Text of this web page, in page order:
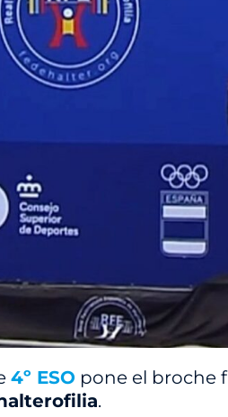
4º ESO pone el broche
.